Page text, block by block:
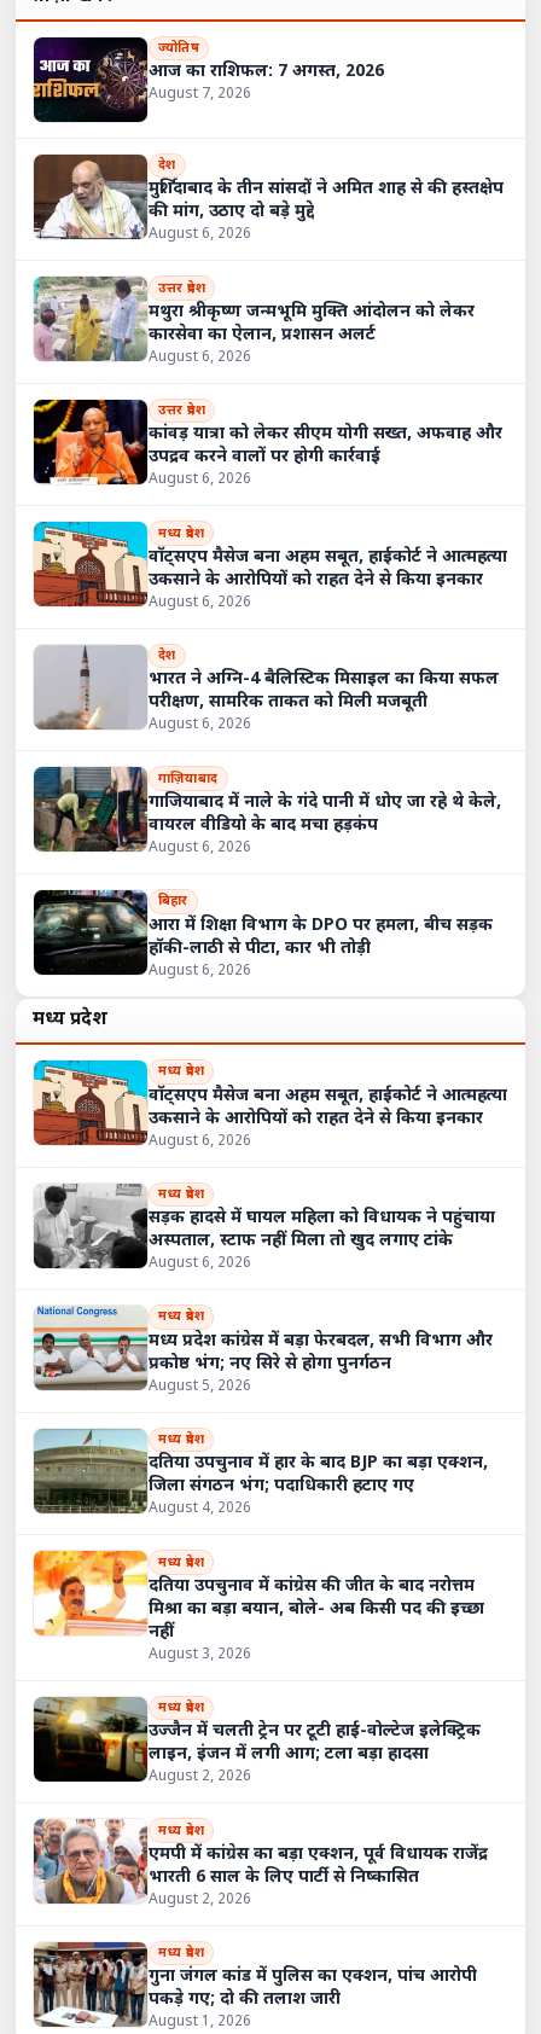
ज्योतिष
आज का राशिफल: 7 अगस्त, 2026
August 7, 2026
देश
मुर्शिदाबाद के तीन सांसदों ने अमित शाह से की हस्तक्षेप
की मांग, उठाए दो बड़े मुद्दे
August 6, 2026
उत्तर प्रदेश
मथुरा श्रीकृष्ण जन्मभूमि मुक्ति आंदोलन को लेकर
कारसेवा का ऐलान, प्रशासन अलर्ट
August 6, 2026
उत्तर प्रदेश
कांवड़ यात्रा को लेकर सीएम योगी सख्त, अफवाह और
उपद्रव करने वालों पर होगी कार्रवाई
August 6, 2026
मध्य प्रदेश
वॉट्सएप मैसेज बना अहम सबूत, हाईकोर्ट ने आत्महत्या
उकसाने के आरोपियों को राहत देने से किया इनकार
August 6, 2026
देश
भारत ने अग्नि-4 बैलिस्टिक मिसाइल का किया सफल
परीक्षण, सामरिक ताकत को मिली मजबूती
August 6, 2026
गाज़ियाबाद
गाजियाबाद में नाले के गंदे पानी में धोए जा रहे थे केले,
वायरल वीडियो के बाद मचा हड़कंप
August 6, 2026
बिहार
आरा में शिक्षा विभाग के DPO पर हमला, बीच सड़क
हॉकी-लाठी से पीटा, कार भी तोड़ी
August 6, 2026
मध्य प्रदेश
मध्य प्रदेश
वॉट्सएप मैसेज बना अहम सबूत, हाईकोर्ट ने आत्महत्या
उकसाने के आरोपियों को राहत देने से किया इनकार
August 6, 2026
मध्य प्रदेश
सड़क हादसे में घायल महिला को विधायक ने पहुंचाया
अस्पताल, स्टाफ नहीं मिला तो खुद लगाए टांके
August 6, 2026
मध्य प्रदेश
मध्य प्रदेश कांग्रेस में बड़ा फेरबदल, सभी विभाग और
प्रकोष्ठ भंग; नए सिरे से होगा पुनर्गठन
August 5, 2026
मध्य प्रदेश
दतिया उपचुनाव में हार के बाद BJP का बड़ा एक्शन,
जिला संगठन भंग; पदाधिकारी हटाए गए
August 4, 2026
मध्य प्रदेश
दतिया उपचुनाव में कांग्रेस की जीत के बाद नरोत्तम
मिश्रा का बड़ा बयान, बोले- अब किसी पद की इच्छा
नहीं
August 3, 2026
मध्य प्रदेश
उज्जैन में चलती ट्रेन पर टूटी हाई-वोल्टेज इलेक्ट्रिक
लाइन, इंजन में लगी आग; टला बड़ा हादसा
August 2, 2026
मध्य प्रदेश
एमपी में कांग्रेस का बड़ा एक्शन, पूर्व विधायक राजेंद्र
भारती 6 साल के लिए पार्टी से निष्कासित
August 2, 2026
मध्य प्रदेश
गुना जंगल कांड में पुलिस का एक्शन, पांच आरोपी
पकड़े गए; दो की तलाश जारी
August 1, 2026